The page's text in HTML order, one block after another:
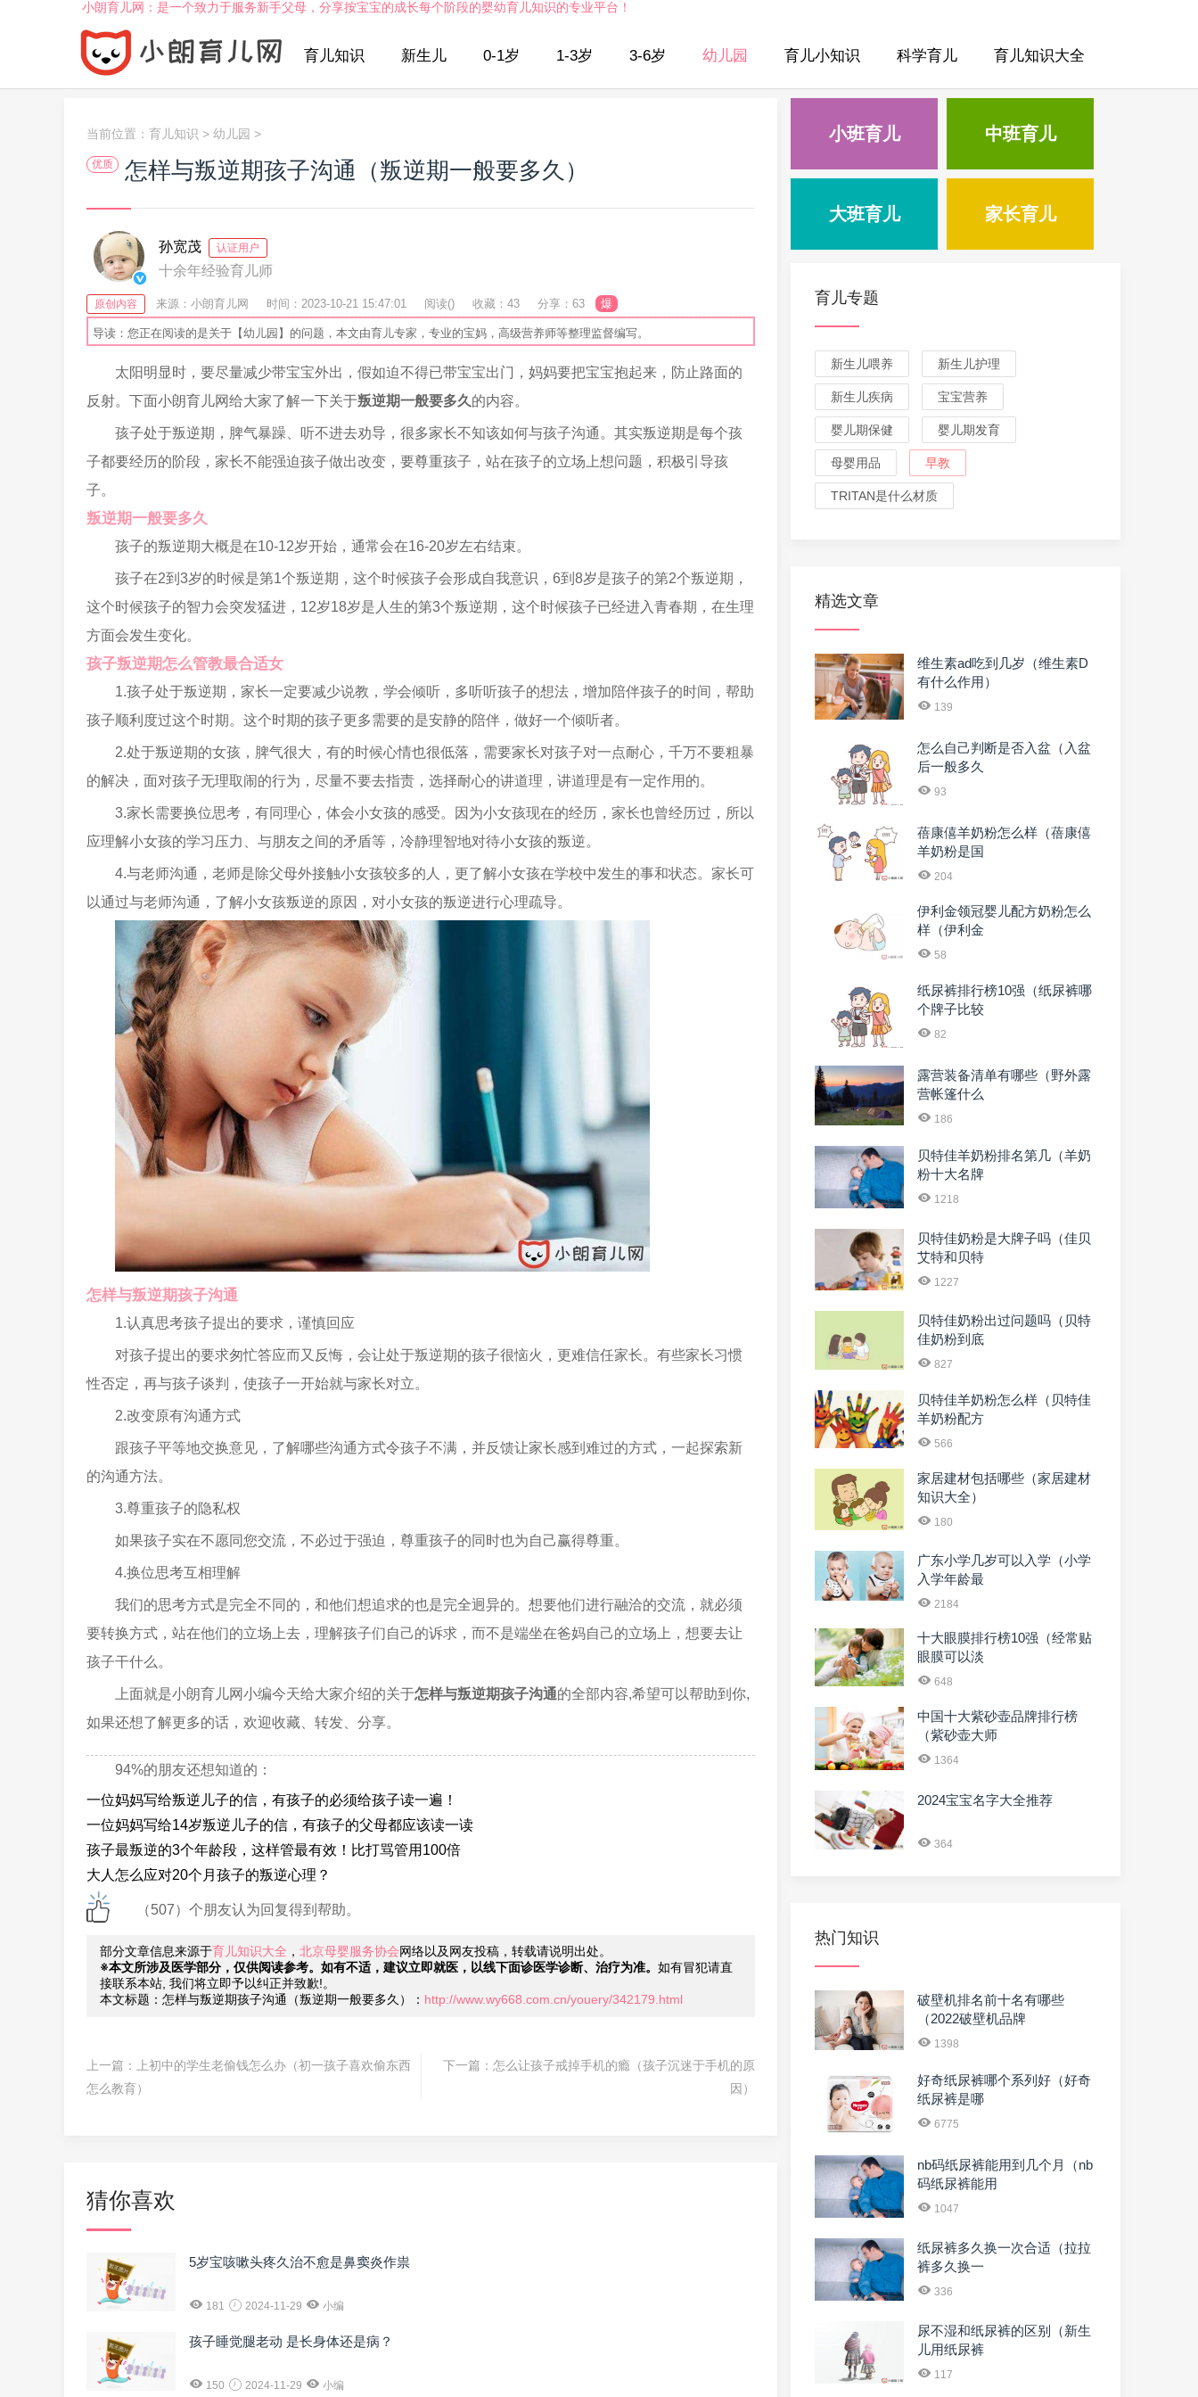
小朗育儿网：是一个致力于服务新手父母，分享按宝宝的成长每个阶段的婴幼育儿知识的专业平台！
育儿知识 新生儿 0-1岁 1-3岁 3-6岁 幼儿园 育儿小知识 科学育儿 育儿知识大全
当前位置： 育儿知识 > 幼儿园 >
优质 怎样与叛逆期孩子沟通（叛逆期一般要多久）
孙宽茂 认证用户
十余年经验育儿师
原创内容 来源：小朗育儿网 时间：2023-10-21 15:47:01 阅读() 收藏：43 分享：63 爆
导读：您正在阅读的是关于【幼儿园】的问题，本文由育儿专家，专业的宝妈，高级营养师等整理监督编写。
太阳明显时，要尽量减少带宝宝外出，假如迫不得已带宝宝出门，妈妈要把宝宝抱起来，防止路面的
反射。下面小朗育儿网给大家了解一下关于叛逆期一般要多久 的内容。
孩子处于叛逆期，脾气暴躁、听不进去劝导，很多家长不知该如何与孩子沟通。其实叛逆期是每个孩
子都要经历的阶段，家长不能强迫孩子做出改变，要尊重孩子，站在孩子的立场上想问题，积极引导孩
子。
叛逆期一般要多久
孩子的叛逆期大概是在10-12岁开始，通常会在16-20岁左右结束。
孩子在2到3岁的时候是第1个叛逆期，这个时候孩子会形成自我意识，6到8岁是孩子的第2个叛逆期，
这个时候孩子的智力会突发猛进，12岁18岁是人生的第3个叛逆期，这个时候孩子已经进入青春期，在生理
方面会发生变化。
孩子叛逆期怎么管教最合适女
1.孩子处于叛逆期，家长一定要减少说教，学会倾听，多听听孩子的想法，增加陪伴孩子的时间，帮助
孩子顺利度过这个时期。这个时期的孩子更多需要的是安静的陪伴，做好一个倾听者。
2.处于叛逆期的女孩，脾气很大，有的时候心情也很低落，需要家长对孩子对一点耐心，千万不要粗暴
的解决，面对孩子无理取闹的行为，尽量不要去指责，选择耐心的讲道理，讲道理是有一定作用的。
3.家长需要换位思考，有同理心，体会小女孩的感受。因为小女孩现在的经历，家长也曾经历过，所以
应理解小女孩的学习压力、与朋友之间的矛盾等，冷静理智地对待小女孩的叛逆。
4.与老师沟通，老师是除父母外接触小女孩较多的人，更了解小女孩在学校中发生的事和状态。家长可
以通过与老师沟通，了解小女孩叛逆的原因，对小女孩的叛逆进行心理疏导。
怎样与叛逆期孩子沟通
1.认真思考孩子提出的要求，谨慎回应
对孩子提出的要求匆忙答应而又反悔，会让处于叛逆期的孩子很恼火，更难信任家长。有些家长习惯
性否定，再与孩子谈判，使孩子一开始就与家长对立。
2.改变原有沟通方式
跟孩子平等地交换意见，了解哪些沟通方式令孩子不满，并反馈让家长感到难过的方式，一起探索新
的沟通方法。
3.尊重孩子的隐私权
如果孩子实在不愿同您交流，不必过于强迫，尊重孩子的同时也为自己赢得尊重。
4.换位思考互相理解
我们的思考方式是完全不同的，和他们想追求的也是完全迥异的。想要他们进行融洽的交流，就必须
要转换方式，站在他们的立场上去，理解孩子们自己的诉求，而不是端坐在爸妈自己的立场上，想要去让
孩子干什么。
上面就是小朗育儿网小编今天给大家介绍的关于怎样与叛逆期孩子沟通的全部内容,希望可以帮助到你,
如果还想了解更多的话，欢迎收藏、转发、分享。
94%的朋友还想知道的：
一位妈妈写给叛逆儿子的信，有孩子的必须给孩子读一遍！
一位妈妈写给14岁叛逆儿子的信，有孩子的父母都应该读一读
孩子最叛逆的3个年龄段，这样管最有效！比打骂管用100倍
大人怎么应对20个月孩子的叛逆心理？
（507）个朋友认为回复得到帮助。
部分文章信息来源于育儿知识大全 ， 北京母婴服务协会网络以及网友投稿，转载请说明出处。
※本文所涉及医学部分，仅供阅读参考。如有不适，建议立即就医，以线下面诊医学诊断、治疗为准。 如有冒犯请直
接联系本站, 我们将立即予以纠正并致歉!。
本文标题：怎样与叛逆期孩子沟通（叛逆期一般要多久）： http://www.wy668.com.cn/youery/342179.html
上一篇：
上初中的学生老偷钱怎么办（初一孩子喜欢偷东西
怎么教育）
下一篇： 怎么让孩子戒掉手机的瘾（孩子沉迷于手机的原
因）
猜你喜欢
5岁宝咳嗽头疼久治不愈是鼻窦炎作祟
181 2024-11-29 小编
孩子睡觉腿老动 是长身体还是病？
150 2024-11-29 小编
小班育儿 中班育儿
大班育儿 家长育儿
育儿专题
新生儿喂养 新生儿护理
新生儿疾病 宝宝营养
婴儿期保健 婴儿期发育
母婴用品 早教
TRITAN是什么材质
精选文章
维生素ad吃到几岁（维生素D
有什么作用）
139
怎么自己判断是否入盆（入盆
后一般多久
93
蓓康僖羊奶粉怎么样（蓓康僖
羊奶粉是国
204
伊利金领冠婴儿配方奶粉怎么
样（伊利金
58
纸尿裤排行榜10强（纸尿裤哪
个牌子比较
82
露营装备清单有哪些（野外露
营帐篷什么
186
贝特佳羊奶粉排名第几（羊奶
粉十大名牌
1218
贝特佳奶粉是大牌子吗（佳贝
艾特和贝特
1227
贝特佳奶粉出过问题吗（贝特
佳奶粉到底
827
贝特佳羊奶粉怎么样（贝特佳
羊奶粉配方
566
家居建材包括哪些（家居建材
知识大全）
180
广东小学几岁可以入学（小学
入学年龄最
2184
十大眼膜排行榜10强（经常贴
眼膜可以淡
648
中国十大紫砂壶品牌排行榜
（紫砂壶大师
1364
2024宝宝名字大全推荐
364
热门知识
破壁机排名前十名有哪些
（2022破壁机品牌
1398
好奇纸尿裤哪个系列好（好奇
纸尿裤是哪
6775
nb码纸尿裤能用到几个月（nb
码纸尿裤能用
1047
纸尿裤多久换一次合适（拉拉
裤多久换一
336
尿不湿和纸尿裤的区别（新生
儿用纸尿裤
117